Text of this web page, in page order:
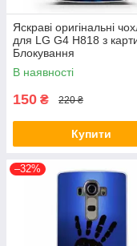
Яскраві оригінальні
для LG G4 H818 з
Блокування
В наявності
150 ₴ 220 ₴
Купити
–32%